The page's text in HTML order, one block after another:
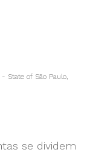
State of São Paulo,
se dividem